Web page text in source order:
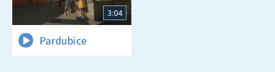
3:04
Pardubice